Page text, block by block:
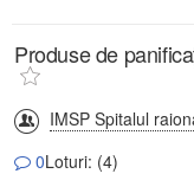
Produse de
IMSP Spitalul
0Loturi: (4)